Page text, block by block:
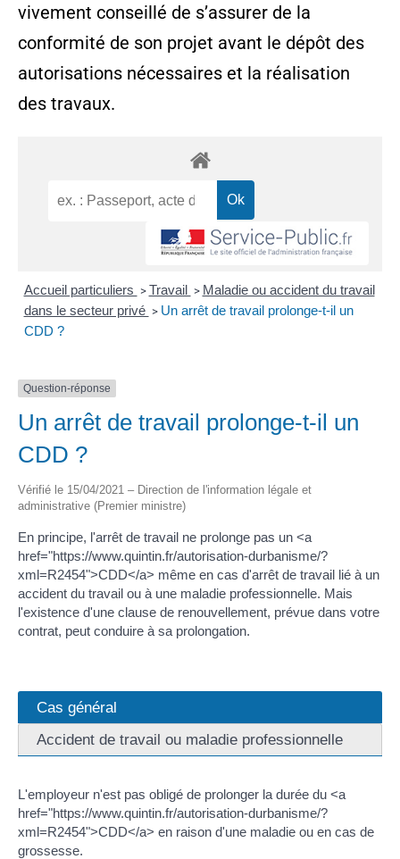
vivement conseillé de s’assurer de la
conformité de son projet avant le dépôt des
autorisations nécessaires et la réalisation
des travaux.
Accueil particuliers > Travail > Maladie ou accident du travail
dans le secteur privé > Un arrêt de travail prolonge-t-il un
CDD ?
Question-réponse
Un arrêt de travail prolonge-t-il un
CDD ?
Vérifié le 15/04/2021 – Direction de l'information légale et
administrative (Premier ministre)
En principe, l'arrêt de travail ne prolonge pas un <a
href="https://www.quintin.fr/autorisation-durbanisme/?
xml=R2454">CDD</a> même en cas d'arrêt de travail lié à un
accident du travail ou à une maladie professionnelle. Mais
l'existence d'une clause de renouvellement, prévue dans votre
contrat, peut conduire à sa prolongation.
Cas général
Accident de travail ou maladie professionnelle
L'employeur n'est pas obligé de prolonger la durée du <a
href="https://www.quintin.fr/autorisation-durbanisme/?
xml=R2454">CDD</a> en raison d'une maladie ou en cas de
grossesse.